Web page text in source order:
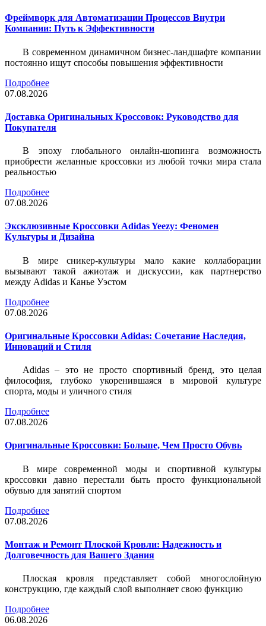
Фреймворк для Автоматизации Процессов Внутри
Компании: Путь к Эффективности
В современном динамичном бизнес-ландшафте компании
постоянно ищут способы повышения эффективности
Подробнее
07.08.2026
Доставка Оригинальных Кроссовок: Руководство для
Покупателя
В эпоху глобального онлайн-шопинга возможность
приобрести желанные кроссовки из любой точки мира стала
реальностью
Подробнее
07.08.2026
Эксклюзивные Кроссовки Adidas Yeezy: Феномен
Культуры и Дизайна
В мире сникер-культуры мало какие коллаборации
вызывают такой ажиотаж и дискуссии, как партнерство
между Adidas и Канье Уэстом
Подробнее
07.08.2026
Оригинальные Кроссовки Adidas: Сочетание Наследия,
Инноваций и Стиля
Adidas – это не просто спортивный бренд, это целая
философия, глубоко укоренившаяся в мировой культуре
спорта, моды и уличного стиля
Подробнее
07.08.2026
Оригинальные Кроссовки: Больше, Чем Просто Обувь
В мире современной моды и спортивной культуры
кроссовки давно перестали быть просто функциональной
обувью для занятий спортом
Подробнее
07.08.2026
Монтаж и Ремонт Плоской Кровли: Надежность и
Долговечность для Вашего Здания
Плоская кровля представляет собой многослойную
конструкцию, где каждый слой выполняет свою функцию
Подробнее
06.08.2026